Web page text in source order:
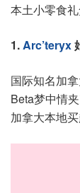
本土小零食
1.Arc’teryx
国际知名加
Beta梦中情
加拿大本地